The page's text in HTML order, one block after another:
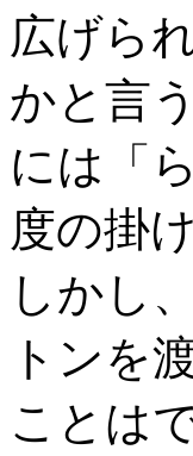
広げら
かと言
には「
度の掛
しかし
トンを
ことは